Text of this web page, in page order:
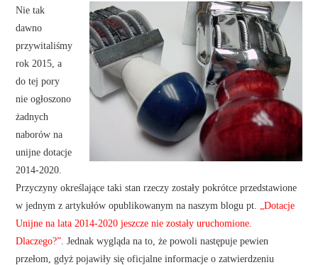
Nie tak
dawno
przywitaliśmy
rok 2015, a
do tej pory
nie ogłoszono
żadnych
naborów na
unijne dotacje
2014-2020.
Przyczyny określające taki stan rzeczy zostały pokrótce przedstawione
w jednym z artykułów opublikowanym na naszym blogu pt.
„Dotacje
Unijne na lata 2014-2020 jeszcze nie zostały uruchomione.
Dlaczego?” . Jednak wygląda na to, że powoli następuje pewien
przełom, gdyż pojawiły się oficjalne informacje o zatwierdzeniu